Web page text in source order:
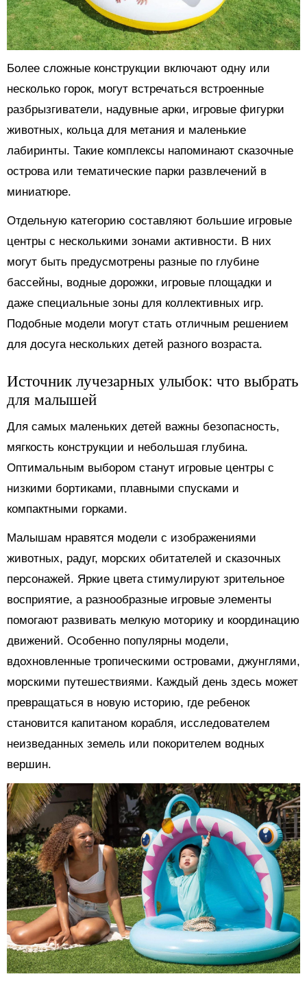
Более сложные конструкции включают одну или
несколько горок, могут встречаться встроенные
разбрызгиватели, надувные арки, игровые фигурки
животных, кольца для метания и маленькие
лабиринты. Такие комплексы напоминают сказочные
острова или тематические парки развлечений в
миниатюре.
Отдельную категорию составляют большие игровые
центры с несколькими зонами активности. В них
могут быть предусмотрены разные по глубине
бассейны, водные дорожки, игровые площадки и
даже специальные зоны для коллективных игр.
Подобные модели могут стать отличным решением
для досуга нескольких детей разного возраста.
Источник лучезарных улыбок: что выбрать
для малышей
Для самых маленьких детей важны безопасность,
мягкость конструкции и небольшая глубина.
Оптимальным выбором станут игровые центры с
низкими бортиками, плавными спусками и
компактными горками.
Малышам нравятся модели с изображениями
животных, радуг, морских обитателей и сказочных
персонажей. Яркие цвета стимулируют зрительное
восприятие, а разнообразные игровые элементы
помогают развивать мелкую моторику и координацию
движений. Особенно популярны модели,
вдохновленные тропическими островами, джунглями,
морскими путешествиями. Каждый день здесь может
превращаться в новую историю, где ребенок
становится капитаном корабля, исследователем
неизведанных земель или покорителем водных
вершин.